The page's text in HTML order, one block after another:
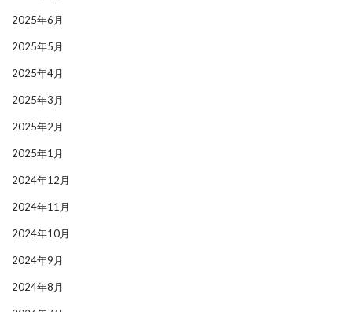
2025年6月
2025年5月
2025年4月
2025年3月
2025年2月
2025年1月
2024年12月
2024年11月
2024年10月
2024年9月
2024年8月